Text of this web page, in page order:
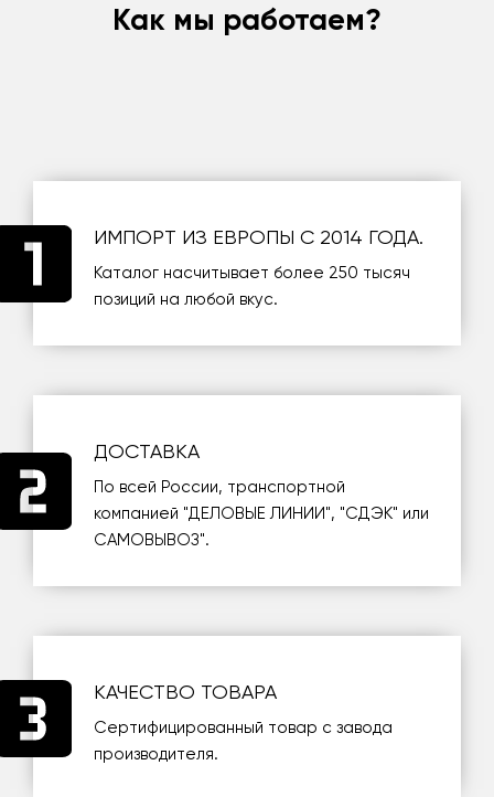
Как мы работаем?
ИМПОРТ ИЗ ЕВРОПЫ С 2014 ГОДА.
Каталог насчитывает более 250 тысяч
позиций на любой вкус.
ДОСТАВКА
По всей России, транспортной
компанией "ДЕЛОВЫЕ ЛИНИИ", "СДЭК" или
САМОВЫВОЗ".
КАЧЕСТВО ТОВАРА
Сертифицированный товар с завода
производителя.